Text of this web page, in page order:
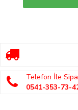
Telefon İle
0541-353-73-